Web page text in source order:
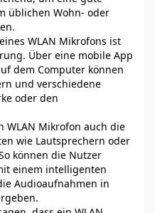
üblichen Wohn- oder
WLAN Mikrofons ist
Über eine mobile App
dem Computer können
und verschiedene
oder den
WLAN Mikrofon auch die
wie Lautsprechern oder
können die Nutzer
einem intelligenten
Audioaufnahmen in